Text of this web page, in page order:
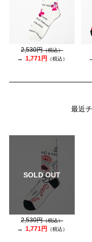
2,530円（税込）
1,771円 （税込）
最近
SOLD OUT
2,530円（税込）
1,771円 （税込）